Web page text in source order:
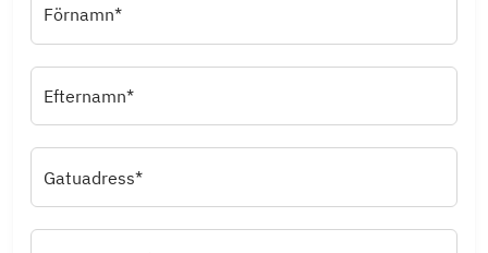
Förnamn*
Efternamn*
Gatuadress*